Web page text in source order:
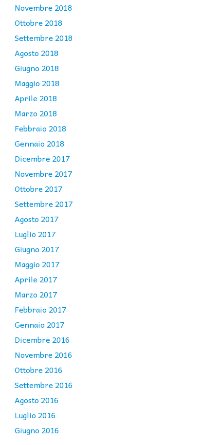
Novembre 2018
Ottobre 2018
Settembre 2018
Agosto 2018
Giugno 2018
Maggio 2018
Aprile 2018
Marzo 2018
Febbraio 2018
Gennaio 2018
Dicembre 2017
Novembre 2017
Ottobre 2017
Settembre 2017
Agosto 2017
Luglio 2017
Giugno 2017
Maggio 2017
Aprile 2017
Marzo 2017
Febbraio 2017
Gennaio 2017
Dicembre 2016
Novembre 2016
Ottobre 2016
Settembre 2016
Agosto 2016
Luglio 2016
Giugno 2016